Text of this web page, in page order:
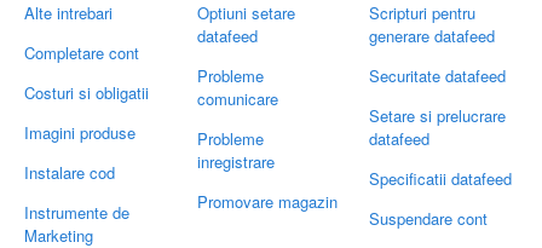
Alte intrebari
Completare cont
Costuri si obligatii
Imagini produse
Instalare cod
Instrumente de
Marketing
Optiuni setare
datafeed
Probleme
comunicare
Probleme
inregistrare
Promovare magazin
Scripturi pentru
generare datafeed
Securitate datafeed
Setare si prelucrare
datafeed
Specificatii datafeed
Suspendare cont